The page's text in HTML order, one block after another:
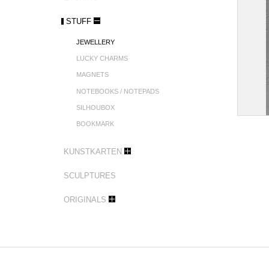
STUFF
JEWELLERY
LUCKY CHARMS
MAGNETS
NOTEBOOKS / NOTEPADS
SILHOUBOX
BOOKMARK
KUNSTKARTEN
SCULPTURES
ORIGINALS